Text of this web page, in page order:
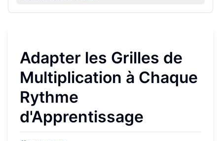
Adapter les Grilles de
Multiplication à Chaque
Rythme
d'Apprentissage